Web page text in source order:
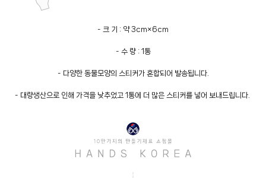
- 크 기 : 약 3cm×6cm
- 수 량 : 1통
- 다양한 동물모양의 스티커가 혼합되어 발송됩니다.
- 대량생산으로 인해 가격을 낮추었고 1통에 더 많은 스티커를 넣어 보내드립니다.